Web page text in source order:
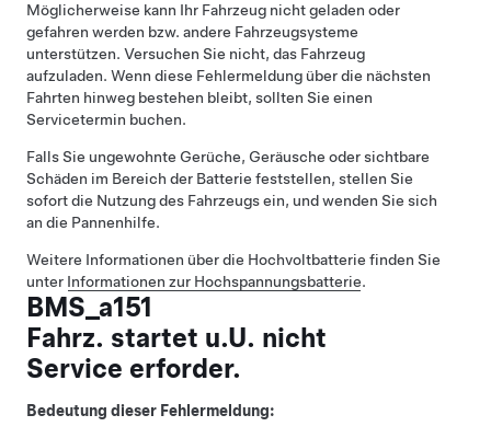
Möglicherweise kann Ihr Fahrzeug nicht geladen oder
gefahren werden bzw. andere Fahrzeugsysteme
unterstützen. Versuchen Sie nicht, das Fahrzeug
aufzuladen. Wenn diese Fehlermeldung über die nächsten
Fahrten hinweg bestehen bleibt, sollten Sie einen
Servicetermin buchen.
Falls Sie ungewohnte Gerüche, Geräusche oder sichtbare
Schäden im Bereich der Batterie feststellen, stellen Sie
sofort die Nutzung des Fahrzeugs ein, und wenden Sie sich
an die Pannenhilfe.
Weitere Informationen über die Hochvoltbatterie finden Sie
unter Informationen zur Hochspannungsbatterie.
BMS_a151
Fahrz. startet u.U. nicht
Service erforder.
Bedeutung dieser Fehlermeldung: